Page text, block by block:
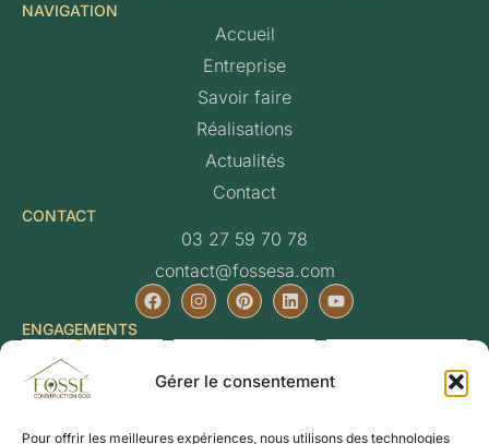
Gérer le consentement
Pour offrir les meilleures expériences, nous utilisons des technologies
NAVIGATION
Accueil
Entreprise
Savoir faire
Réalisations
Actualités
Contact
CONTACT
03 27 59 70 78
contact@fossesa.com
ENGAGEMENTS